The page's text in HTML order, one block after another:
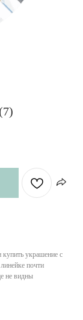
украшение с
почти
не видны